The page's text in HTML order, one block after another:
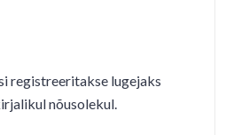
registreeritakse lugejaks
nõusolekul.